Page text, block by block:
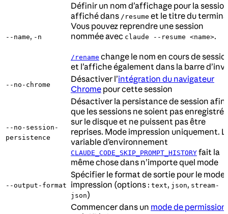
--name, -n
Définir un nom d’affichage pour la
affiché dans /resume et le titre du
Vous pouvez reprendre une session
nommée avec claude --resume <name>.
/rename change le nom en cours de
et l’affiche également dans la barre
--no-chrome
Désactiver l’intégration du navigateur
Chrome pour cette session
--no-session-
persistence
Désactiver la persistance de session afin
que les sessions ne soient pas
sur le disque et ne puissent pas être
reprises. Mode impression uniquement.
variable d’environnement
CLAUDE_CODE_SKIP_PROMPT_HISTORY fait la
même chose dans n’importe quel mode
--output-format
Spécifier le format de sortie pour le mode
impression (options : text, json, stream-
json)
Commencer dans un mode de permission